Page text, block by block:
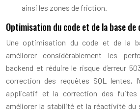
ainsi les zones de friction.
Optimisation du code et de la base de
Une optimisation du code et de la
améliorer considérablement les
backend et réduire le risque d’erreur
correction des requêtes SQL lentes,
applicatif et la correction des fuites
améliorer la stabilité et la réactivité du